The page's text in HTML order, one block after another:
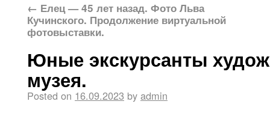
← Елец — 45 лет назад. Фото Льва
Кучинского. Продолжение виртуальной
фотовыставки.
Юные экскурсанты
музея.
Posted on 16.09.2023 by admin